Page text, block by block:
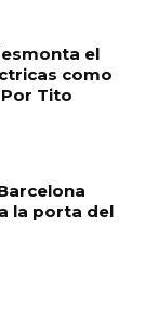
el
como
Tito
la porta del